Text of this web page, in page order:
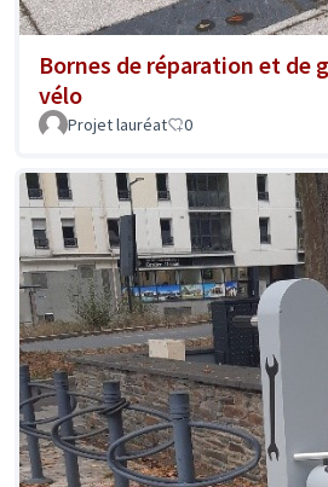
Bornes de réparation et de
vélo
Projet lauréat 0